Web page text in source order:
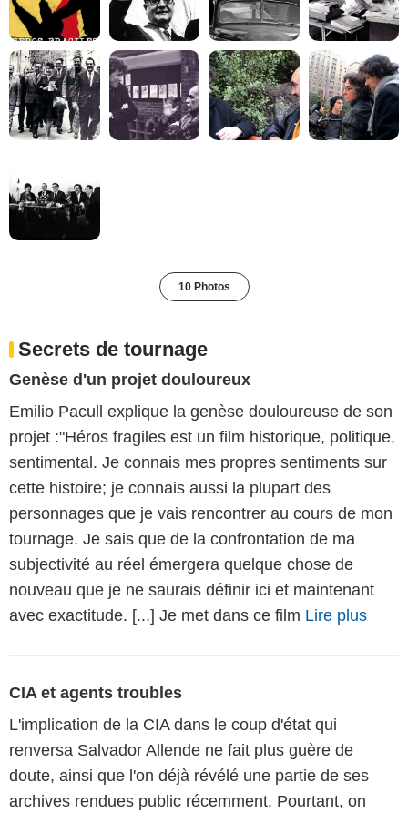
10 Photos
Secrets de tournage
Genèse d'un projet douloureux
Emilio Pacull explique la genèse douloureuse de son
projet :"Héros fragiles est un film historique, politique,
sentimental. Je connais mes propres sentiments sur
cette histoire; je connais aussi la plupart des
personnages que je vais rencontrer au cours de mon
tournage. Je sais que de la confrontation de ma
subjectivité au réel émergera quelque chose de
nouveau que je ne saurais définir ici et maintenant
avec exactitude. [...] Je met dans ce film Lire plus
CIA et agents troubles
L'implication de la CIA dans le coup d'état qui
renversa Salvador Allende ne fait plus guère de
doute, ainsi que l'on déjà révélé une partie de ses
archives rendues public récemment. Pourtant, on